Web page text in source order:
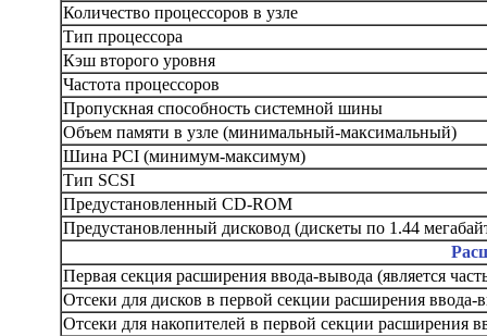
Количество процессоров в узле
Тип процессора
Кэш второго уровня
Частота процессоров
Пропускная способность системной шины
Объем памяти в узле (минимальный-максимальный)
Шина PCI (минимум-максимум)
Тип SCSI
Предустановленный CD-ROM
Предустановленный дисковод (дискеты по 1.44
Первая секция расширения ввода-вывода (является
Отсеки для дисков в первой секции расширения ввода-
Отсеки для накопителей в первой секции расширения